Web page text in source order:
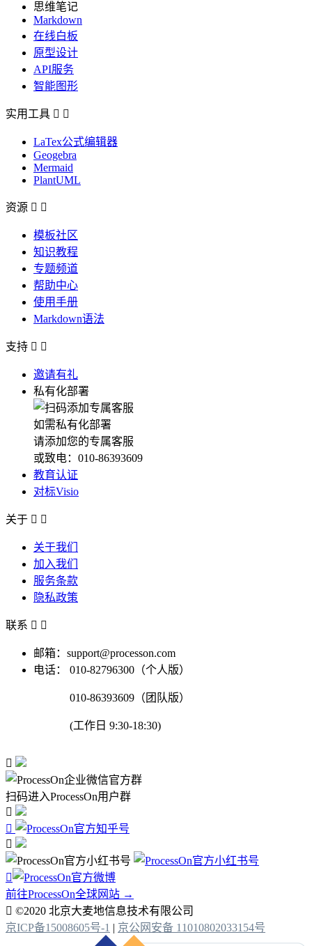
思维笔记
Markdown
在线白板
原型设计
API服务
智能图形
实用工具  
LaTex公式编辑器
Geogebra
Mermaid
PlantUML
资源  
模板社区
知识教程
专题频道
帮助中心
使用手册
Markdown语法
支持  
邀请有礼
私有化部署
如需私有化部署
请添加您的专属客服
或致电：010-86393609
教育认证
对标Visio
关于  
关于我们
加入我们
服务条款
隐私政策
联系  
邮箱：support@processon.com
电话：
010-82796300（个人版）
010-86393609（团队版）
(工作日 9:30-18:30)

扫码进入ProcessOn用户群




前往ProcessOn全球网站 →
 ©2020 北京大麦地信息技术有限公司
京ICP备15008605号-1 | 京公网安备 11010802033154号